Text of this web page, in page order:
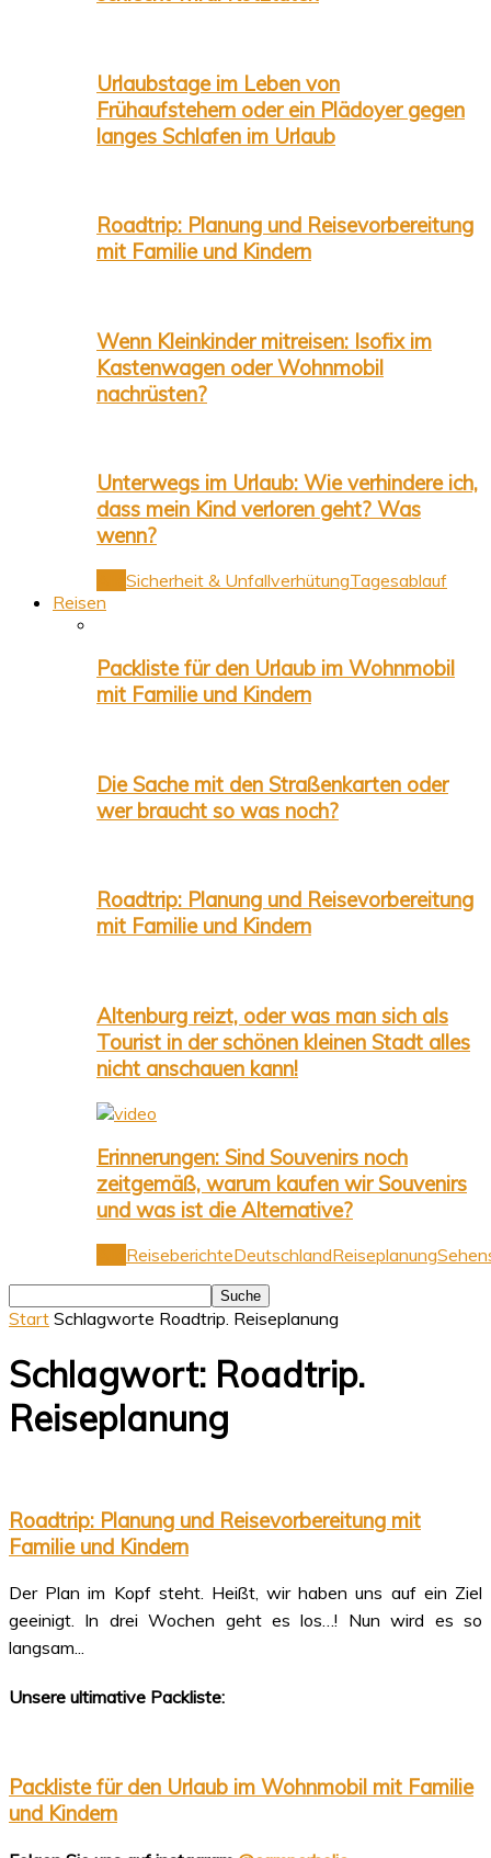
Urlaubstage im Leben von
Frühaufstehern oder ein Plädoyer gegen
langes Schlafen im Urlaub
Roadtrip: Planung und Reisevorbereitung
mit Familie und Kindern
Wenn Kleinkinder mitreisen: Isofix im
Kastenwagen oder Wohnmobil
nachrüsten?
Unterwegs im Urlaub: Wie verhindere ich,
dass mein Kind verloren geht? Was
wenn?
Sicherheit & UnfallverhütungTagesablauf
Reisen
Packliste für den Urlaub im Wohnmobil
mit Familie und Kindern
Die Sache mit den Straßenkarten oder
wer braucht so was noch?
Roadtrip: Planung und Reisevorbereitung
mit Familie und Kindern
Altenburg reizt, oder was man sich als
Tourist in der schönen kleinen Stadt alles
nicht anschauen kann!
Erinnerungen: Sind Souvenirs noch
zeitgemäß, warum kaufen wir Souvenirs
und was ist die Alternative?
ReiseberichteDeutschlandReiseplanung
Start Schlagworte Roadtrip. Reiseplanung
Schlagwort: Roadtrip.
Reiseplanung
Roadtrip: Planung und Reisevorbereitung mit
Familie und Kindern
Der Plan im Kopf steht. Heißt, wir haben uns auf ein Ziel
geeinigt. In drei Wochen geht es los…! Nun wird es so
langsam...
Unsere ultimative Packliste:
Packliste für den Urlaub im Wohnmobil mit Familie
und Kindern